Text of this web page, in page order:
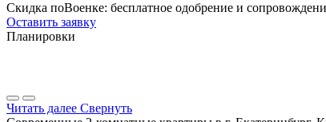
Скидка поВоенке: бесплатное одобрение и
Оставить заявку
Планировки
Читать далее Свернуть